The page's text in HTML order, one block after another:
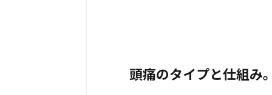
頭痛のタイプと仕組み。